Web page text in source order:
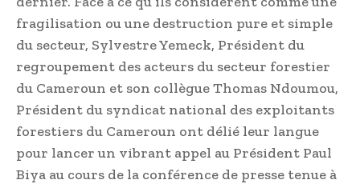
fragilisation ou une destruction pure et simple
du secteur, Sylvestre Yemeck, Président du
regroupement des acteurs du secteur forestier
du Cameroun et son collègue Thomas Ndoumou,
Président du syndicat national des exploitants
forestiers du Cameroun ont délié leur langue
pour lancer un vibrant appel au Président Paul
Biya au cours de la conférence de presse tenue à